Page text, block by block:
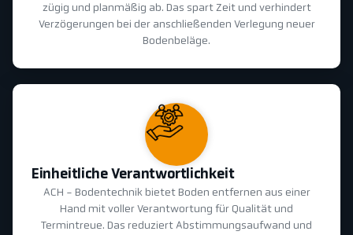
zügig und planmäßig ab. Das spart Zeit und verhindert
Verzögerungen bei der anschließenden Verlegung neuer
Bodenbeläge.
Einheitliche Verantwortlichkeit
ACH - Bodentechnik bietet Boden entfernen aus einer
Hand mit voller Verantwortung für Qualität und
Termintreue. Das reduziert Abstimmungsaufwand und